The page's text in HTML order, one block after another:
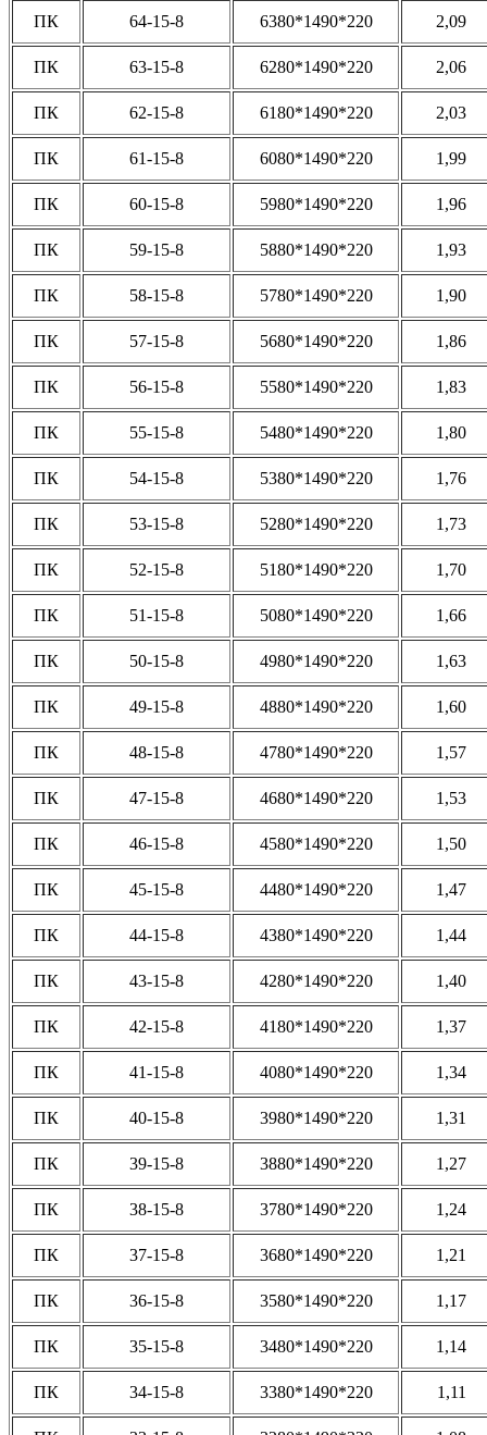
ПК 64-15-8 6380*1490*220 2,09
ПК 63-15-8 6280*1490*220 2,06
ПК 62-15-8 6180*1490*220 2,03
ПК 61-15-8 6080*1490*220 1,99
ПК 60-15-8 5980*1490*220 1,96
ПК 59-15-8 5880*1490*220 1,93
ПК 58-15-8 5780*1490*220 1,90
ПК 57-15-8 5680*1490*220 1,86
ПК 56-15-8 5580*1490*220 1,83
ПК 55-15-8 5480*1490*220 1,80
ПК 54-15-8 5380*1490*220 1,76
ПК 53-15-8 5280*1490*220 1,73
ПК 52-15-8 5180*1490*220 1,70
ПК 51-15-8 5080*1490*220 1,66
ПК 50-15-8 4980*1490*220 1,63
ПК 49-15-8 4880*1490*220 1,60
ПК 48-15-8 4780*1490*220 1,57
ПК 47-15-8 4680*1490*220 1,53
ПК 46-15-8 4580*1490*220 1,50
ПК 45-15-8 4480*1490*220 1,47
ПК 44-15-8 4380*1490*220 1,44
ПК 43-15-8 4280*1490*220 1,40
ПК 42-15-8 4180*1490*220 1,37
ПК 41-15-8 4080*1490*220 1,34
ПК 40-15-8 3980*1490*220 1,31
ПК 39-15-8 3880*1490*220 1,27
ПК 38-15-8 3780*1490*220 1,24
ПК 37-15-8 3680*1490*220 1,21
ПК 36-15-8 3580*1490*220 1,17
ПК 35-15-8 3480*1490*220 1,14
ПК 34-15-8 3380*1490*220 1,11